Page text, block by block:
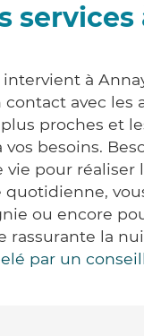
services
intervient à
avec les
proches et
vos besoins.
vie pour réaliser
quotidienne,
ou encore
rassurante la
par un